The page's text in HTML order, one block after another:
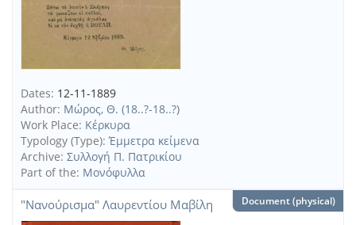
Dates: 12-11-1889
Author: Μώρος, Θ. (18..?-18..?)
Work Place: Κέρκυρα
Typology (Type):Έμμετρα κείμενα
Archive: Συλλογή Π. Πατρικίου
Part of the: Μονόφυλλα
"Νανούρισμα" Λαυρεντίου Μαβίλη Document (physical)